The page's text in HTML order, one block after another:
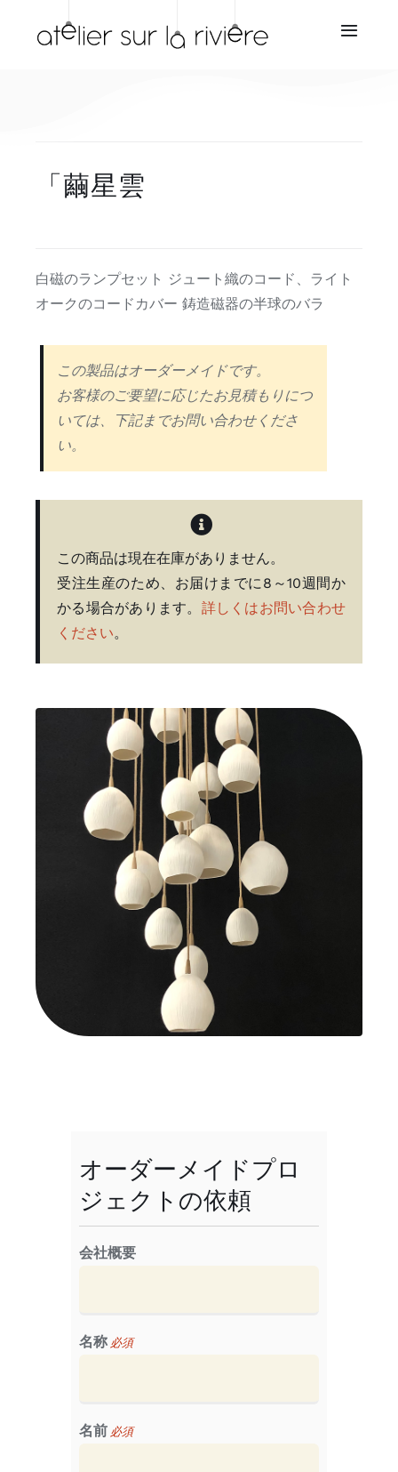
サービス
私のアカウント
日本語
「繭星雲
白磁のランプセット ジュート織のコード、ライト
オークのコードカバー 鋳造磁器の半球のバラ
この製品はオーダーメイドです。
お客様のご要望に応じたお見積もりにつ
いては、下記までお問い合わせくださ
い。
この商品は現在在庫がありません。
受注生産のため、お届けまでに8～10週間か
かる場合があります。 詳しくはお問い合わせ
ください。
オーダーメイドプロ
ジェクトの依頼
会社概要
名称 必須
名前 必須